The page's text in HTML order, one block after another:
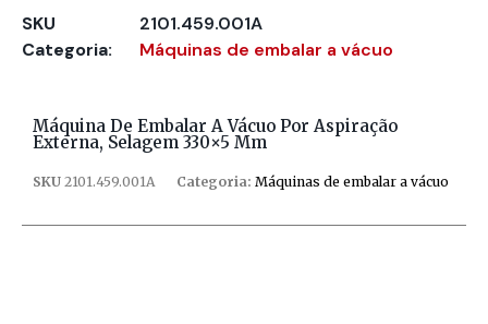
SKU
2101.459.001A
Categoria:
Máquinas de embalar a vácuo
Máquina De Embalar A Vácuo Por Aspiração
Externa, Selagem 330×5 Mm
SKU 2101.459.001A Categoria: Máquinas de embalar a vácuo